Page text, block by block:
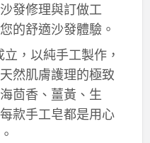
發修理與訂做工
的舒適沙發體驗。
立，以純手工製作，
然肌膚護理的極致
茴香、薑黃、生
款手工皂都是用心